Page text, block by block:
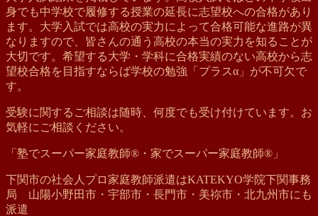
身でも中学校で履修する授業の延長に志望校への合格があり
ます。大学入試では高校の実力によって合格可能な進路が異
なりますので、皆さんの通う高校の本当の実力を知ることが
大切です。希望する大学・学科に合格実績のない高校から志
望校合格を目指すならば学校の勉強「プラスα」が不可欠で
す。
受験に関するご相談は随時、何度でも受け付けています。お
気軽にご相談ください。
「塾でスーパー家庭教師®・家でスーパー家庭教師®」
下関市の社会人プロ家庭教師派遣はKATEKYO学院下関事務
局 山陽小野田市・宇部市・長門市・美祢市・北九州市にも
派遣